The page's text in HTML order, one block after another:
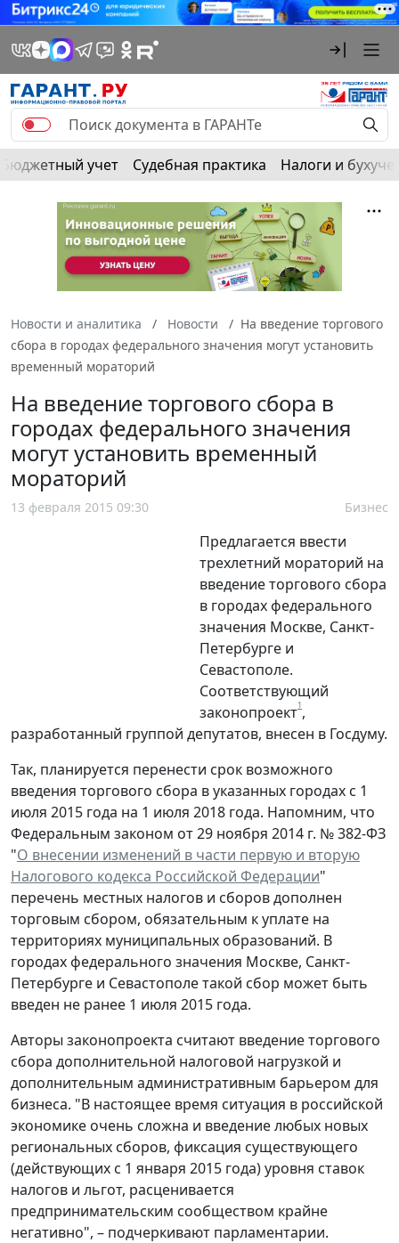
Бюджетный учет Судебная практика Налоги и
Новости и аналитика Новости
На введение торгового
сбора в городах федерального значения могут установить
временный мораторий
На введение торгового сбора в
городах федерального значения
могут установить временный
мораторий
13 февраля 2015 09:30 Бизнес
Предлагается ввести
трехлетний мораторий на
введение торгового сбора
в городах федерального
значения Москве, Санкт-
Петербурге и
Севастополе.
Соответствующий
законопроект1,
разработанный группой депутатов, внесен в Госдуму.
Так, планируется перенести срок возможного
введения торгового сбора в указанных городах с 1
июля 2015 года на 1 июля 2018 года. Напомним, что
Федеральным законом от 29 ноября 2014 г. № 382-ФЗ
"О внесении изменений в части первую и вторую
Налогового кодекса Российской Федерации"
перечень местных налогов и сборов дополнен
торговым сбором, обязательным к уплате на
территориях муниципальных образований. В
городах федерального значения Москве, Санкт-
Петербурге и Севастополе такой сбор может быть
введен не ранее 1 июля 2015 года.
Авторы законопроекта считают введение торгового
сбора дополнительной налоговой нагрузкой и
дополнительным административным барьером для
бизнеса. "В настоящее время ситуация в российской
экономике очень сложна и введение любых новых
региональных сборов, фиксация существующего
(действующих с 1 января 2015 года) уровня ставок
налогов и льгот, расценивается
предпринимательским сообществом крайне
негативно", – подчеркивают парламентарии.